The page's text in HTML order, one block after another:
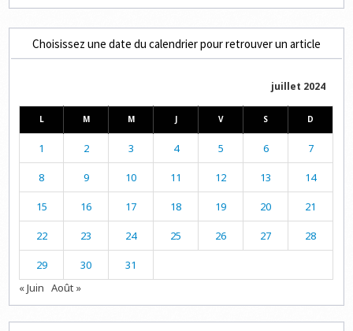
Choisissez une date du calendrier pour retrouver un article
juillet 2024
L M M J V S D
1 2 3 4 5 6 7
8 9 10 11 12 13 14
15 16 17 18 19 20 21
22 23 24 25 26 27 28
29 30
31
« Juin Août »